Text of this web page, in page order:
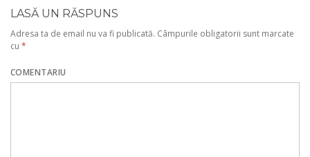
LASĂ UN RĂSPUNS
Adresa ta de email nu va fi publicată. Câmpurile obligatorii sunt marcate
cu *
COMENTARIU